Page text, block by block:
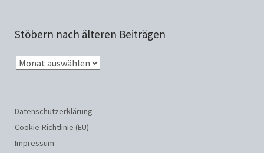
Stöbern nach älteren Beiträgen
Datenschutzerklärung
Cookie-Richtlinie (EU)
Impressum